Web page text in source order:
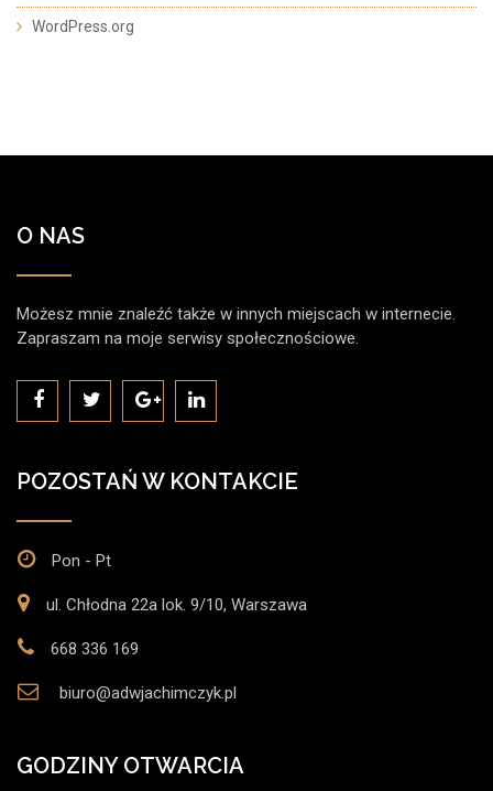
WordPress.org
O NAS
Możesz mnie znaleźć także w innych miejscach w internecie.
Zapraszam na moje serwisy społecznościowe.
POZOSTAŃ W KONTAKCIE
Pon - Pt
ul. Chłodna 22a lok. 9/10, Warszawa
668 336 169
biuro@adwjachimczyk.pl
GODZINY OTWARCIA